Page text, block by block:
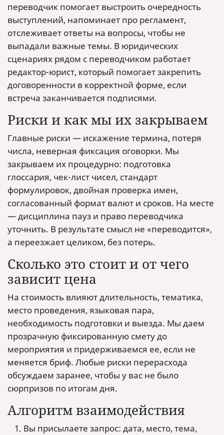
переводчик помогает выстроить очередность
выступлений, напоминает про регламент,
отслеживает ответы на вопросы, чтобы не
выпадали важные темы. В юридических
сценариях рядом с переводчиком работает
редактор-юрист, который помогает закрепить
договоренности в корректной форме, если
встреча заканчивается подписями.
Риски и как мы их закрываем
Главные риски — искажение термина, потеря
числа, неверная фиксация оговорки. Мы
закрываем их процедурно: подготовка
глоссария, чек-лист чисел, стандарт
формулировок, двойная проверка имен,
согласованный формат валют и сроков. На месте
— дисциплина пауз и право переводчика
уточнить. В результате смысл не «переводится»,
а переезжает целиком, без потерь.
Сколько это стоит и от чего
зависит цена
На стоимость влияют длительность, тематика,
место проведения, языковая пара,
необходимость подготовки и выезда. Мы даем
прозрачную фиксированную смету до
мероприятия и придерживаемся ее, если не
меняется бриф. Любые риски перерасхода
обсуждаем заранее, чтобы у вас не было
сюрпризов по итогам дня.
Алгоритм взаимодействия
Вы присылаете запрос: дата, место, тема,